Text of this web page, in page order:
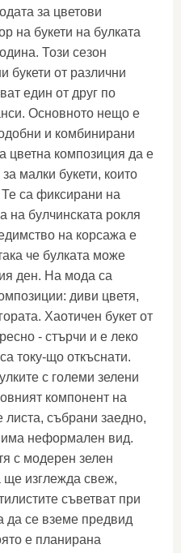
за цветови
на букети на булката
Този сезон
букети от различни
един от друг по
Основното нещо е
и комбинирани
цветна композиция да е
малки букети, които
са фиксирани на
на булчинската рокля
на корсажа е
че булката може
ден. На мода са
диви цветя,
Хаотичен букет от
- стърчи и е леко
току-що откъснати.
с големи зелени
компонент на
листа, събрани заедно,
неформален вид.
с модерен зелен
ще изглежда свеж,
съветват при
да се вземе предвид
е планирана